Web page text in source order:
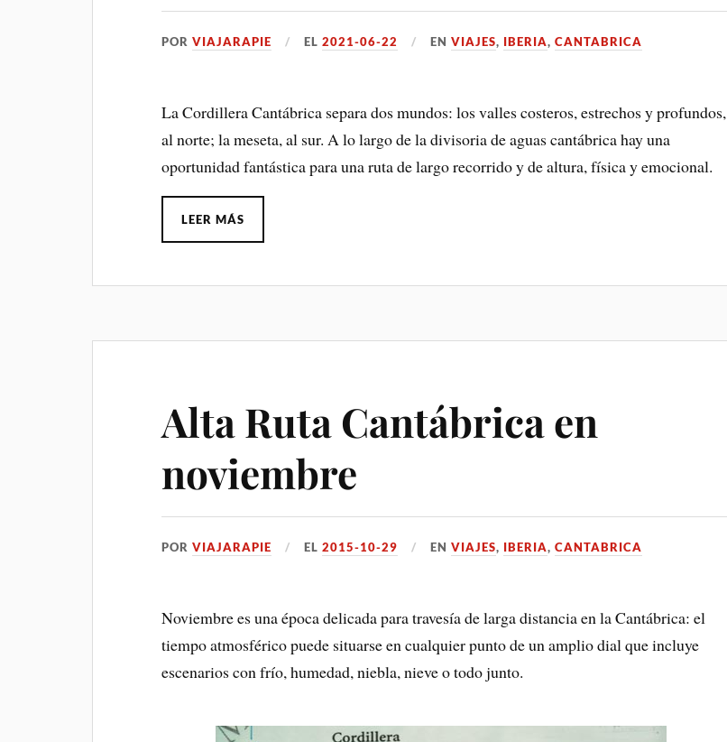
PORVIAJARAPIE EL2021-06-22 ENVIAJES, IBERIA,CANTABRICA
La Cordillera Cantábrica separa dos mundos: los valles costeros, estrechos y profundos,
al norte; la meseta, al sur. A lo largo de la divisoria de aguas cantábrica hay una
oportunidad fantástica para una ruta de largo recorrido y de altura, física y emocional.
LEER MÁS
Alta Ruta Cantábrica en
noviembre
PORVIAJARAPIE EL2015-10-29 ENVIAJES, IBERIA,CANTABRICA
Noviembre es una época delicada para travesía de larga distancia en la Cantábrica: el
tiempo atmosférico puede situarse en cualquier punto de un amplio dial que incluye
escenarios con frío, humedad, niebla, nieve o todo junto.